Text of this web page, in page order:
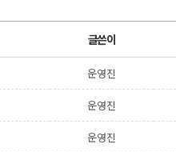
글쓴이
운영진
운영진
운영진